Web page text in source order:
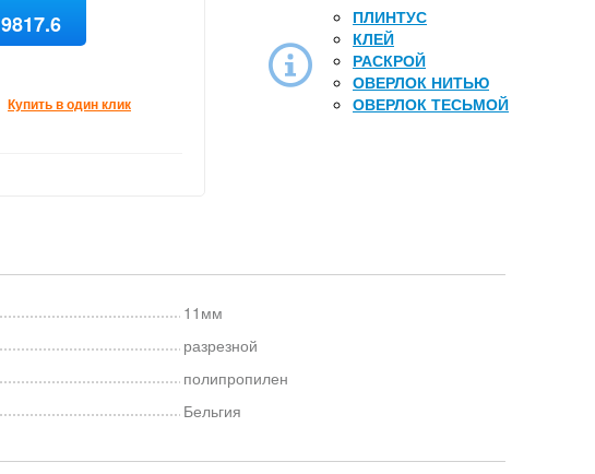
9817.6
Купить в один клик
ПЛИНТУС
КЛЕЙ
РАСКРОЙ
ОВЕРЛОК НИТЬЮ
ОВЕРЛОК ТЕСЬМОЙ
11мм
разрезной
полипропилен
Бельгия